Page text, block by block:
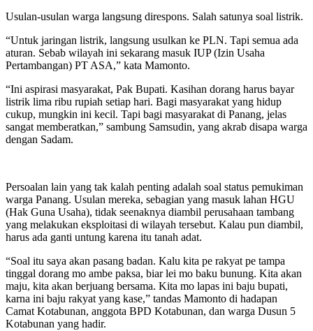
Usulan-usulan warga langsung direspons. Salah satunya soal listrik.
“Untuk jaringan listrik, langsung usulkan ke PLN. Tapi semua ada
aturan. Sebab wilayah ini sekarang masuk IUP (Izin Usaha
Pertambangan) PT ASA,” kata Mamonto.
“Ini aspirasi masyarakat, Pak Bupati. Kasihan dorang harus bayar
listrik lima ribu rupiah setiap hari. Bagi masyarakat yang hidup
cukup, mungkin ini kecil. Tapi bagi masyarakat di Panang, jelas
sangat memberatkan,” sambung Samsudin, yang akrab disapa warga
dengan Sadam.
Persoalan lain yang tak kalah penting adalah soal status pemukiman
warga Panang. Usulan mereka, sebagian yang masuk lahan HGU
(Hak Guna Usaha), tidak seenaknya diambil perusahaan tambang
yang melakukan eksploitasi di wilayah tersebut. Kalau pun diambil,
harus ada ganti untung karena itu tanah adat.
“Soal itu saya akan pasang badan. Kalu kita pe rakyat pe tampa
tinggal dorang mo ambe paksa, biar lei mo baku bunung. Kita akan
maju, kita akan berjuang bersama. Kita mo lapas ini baju bupati,
karna ini baju rakyat yang kase,” tandas Mamonto di hadapan
Camat Kotabunan, anggota BPD Kotabunan, dan warga Dusun 5
Kotabunan yang hadir.